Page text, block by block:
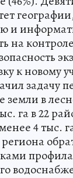
и
на
к новому
задачу
земли в
га в 22
4 тыс.
региона